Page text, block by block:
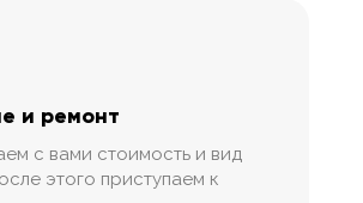
и ремонт
с вами стоимость и вид
этого приступаем к